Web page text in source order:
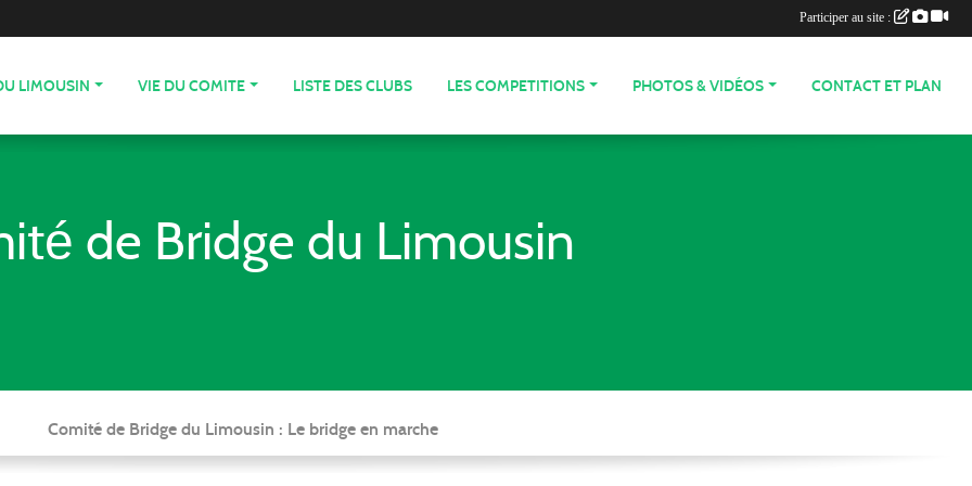
LIMOUSIN VIE DU COMITE LISTE DES CLUBS LES COMPETITIONS PHOTOS & VIDÉOS CONTACT ET PLAN
de Bridge du Limousin
Comité de Bridge du Limousin : Le bridge en marche
Participer au site :